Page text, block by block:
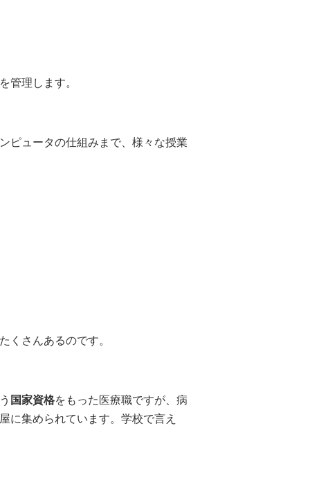
管理します。
ピュータの仕組みまで、様々な授業
くさんあるのです。
国家資格をもった医療職ですが、病
に集められています。学校で言え